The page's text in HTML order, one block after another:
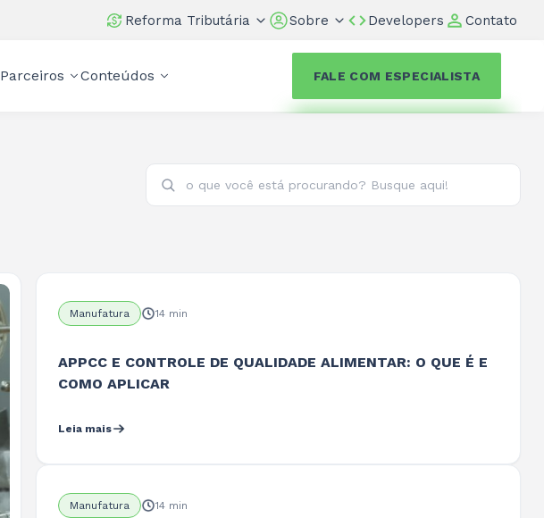
Reforma Tributária Sobre Developers Contato
Parceiros Conteúdos FALE COM ESPECIALISTA
Manufatura 14 min
APPCC E CONTROLE DE QUALIDADE ALIMENTAR: O QUE É E
COMO APLICAR
Leia mais
Manufatura 14 min